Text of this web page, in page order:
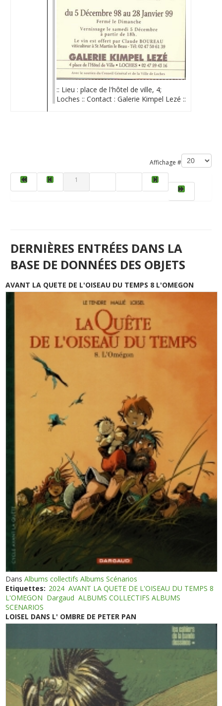
:: Lieu : place de l'hôtel de ville, 4;
Loches :: Contact : Galerie Kimpel Lezé ::
Affichage #
1
DERNIÈRES ENTRÉES DANS LA
BASE DE DONNÉES DES OBJETS
AVANT LA QUETE DE L'OISEAU DU TEMPS 8 L'OMEGON
DansAlbums collectifs Albums Scénarios
Etiquettes: 2024 AVANT LA QUETE DE L'OISEAU DU TEMPS 8
L'OMEGON Dargaud ALBUMS COLLECTIFS ALBUMS
SCENARIOS
LOISEL DANS L' OMBRE DE PETER PAN